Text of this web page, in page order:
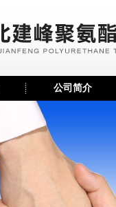
公司简介